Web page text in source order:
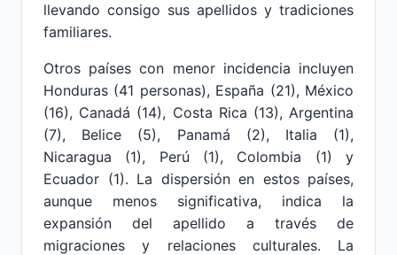
llevando consigo sus apellidos y tradiciones
familiares.
Otros países con menor incidencia incluyen
Honduras (41 personas), España (21), México
(16), Canadá (14), Costa Rica (13), Argentina
(7), Belice (5), Panamá (2), Italia (1),
Nicaragua (1), Perú (1), Colombia (1) y
Ecuador (1). La dispersión en estos países,
aunque menos significativa, indica la
expansión del apellido a través de
migraciones y relaciones culturales. La